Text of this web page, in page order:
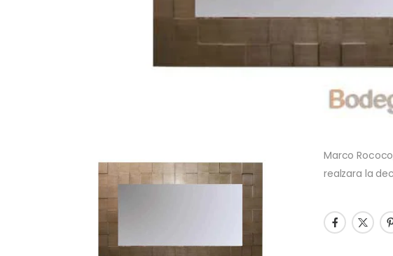
Marco
realzara la